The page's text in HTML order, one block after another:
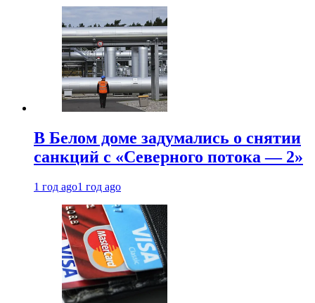
В Белом доме задумались о снятии
санкций с «Северного потока — 2»
1 год ago1 год ago